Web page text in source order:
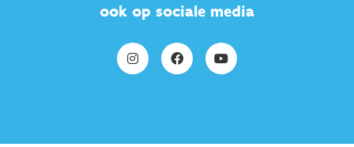
ook op sociale media